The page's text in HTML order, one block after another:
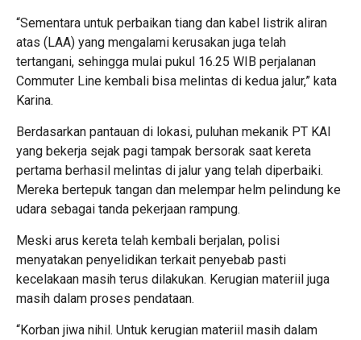
“Sementara untuk perbaikan tiang dan kabel listrik aliran
atas (LAA) yang mengalami kerusakan juga telah
tertangani, sehingga mulai pukul 16.25 WIB perjalanan
Commuter Line kembali bisa melintas di kedua jalur,” kata
Karina.
Berdasarkan pantauan di lokasi, puluhan mekanik PT KAI
yang bekerja sejak pagi tampak bersorak saat kereta
pertama berhasil melintas di jalur yang telah diperbaiki.
Mereka bertepuk tangan dan melempar helm pelindung ke
udara sebagai tanda pekerjaan rampung.
Meski arus kereta telah kembali berjalan, polisi
menyatakan penyelidikan terkait penyebab pasti
kecelakaan masih terus dilakukan. Kerugian materiil juga
masih dalam proses pendataan.
“Korban jiwa nihil. Untuk kerugian materiil masih dalam